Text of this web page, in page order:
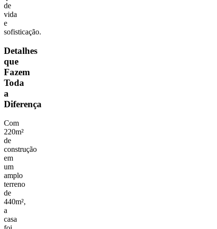
de
vida
e
sofisticação.
Detalhes
que
Fazem
Toda
a
Diferença
Com
220m²
de
construção
em
um
amplo
terreno
de
440m²,
a
casa